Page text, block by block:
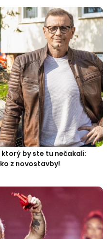
by ste tu nečakali:
z novostavby!